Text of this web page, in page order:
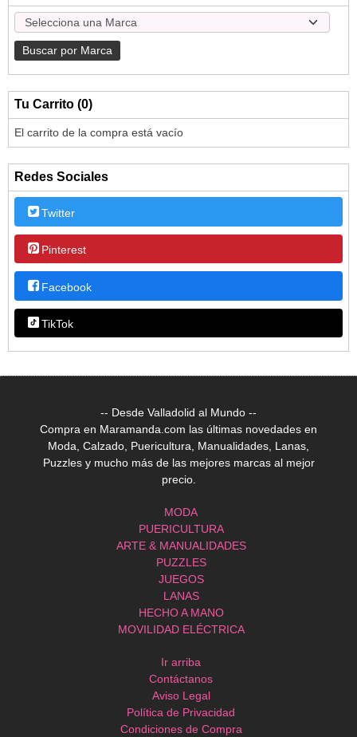
Tu Carrito (0)
El carrito de la compra está vacío
Redes Sociales
Twitter
Pinterest
Facebook
TikTok
-- Desde Valladolid al Mundo --
Compra en Maramanda.com las últimas novedades en
Moda, Calzado, Puericultura, Manualidades, Lanas,
Puzzles y mucho más de las mejores marcas al mejor
precio.
MODA
PUERICULTURA
ARTE & MANUALIDADES
PUZZLES
JUEGOS
LANAS
HECHO A MANO
MOVILIDAD ELÉCTRICA
Ir arriba
Contáctanos
Aviso Legal
Política de Privacidad
Condiciones de Compra